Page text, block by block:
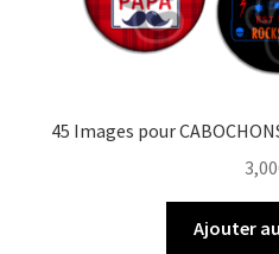
45 Images pour
3,00
Ajouter